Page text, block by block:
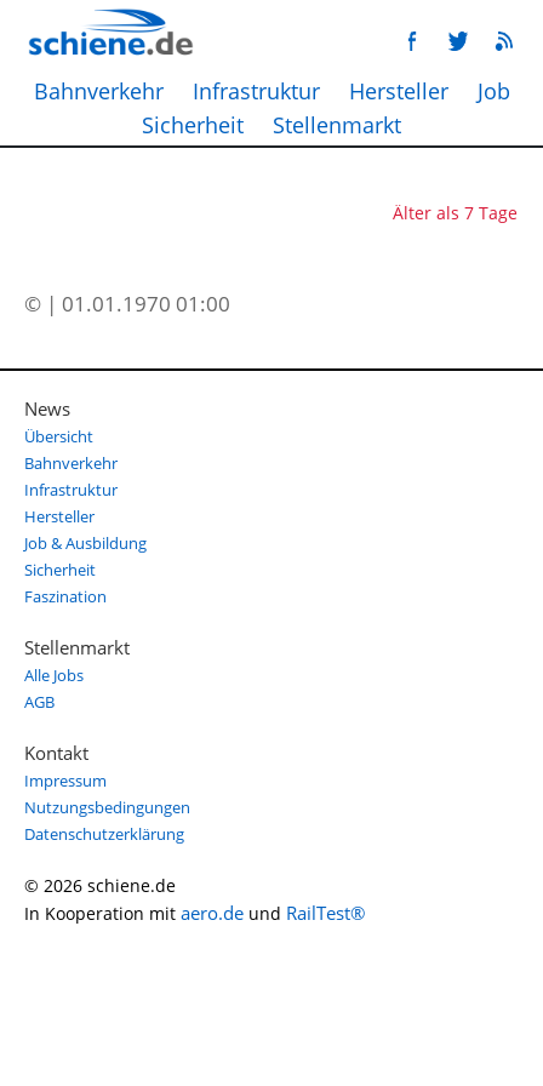
Bahnverkehr Infrastruktur Hersteller
Job
Sicherheit
Stellenmarkt
Älter als 7 Tage
© | 01.01.1970 01:00
News
Übersicht
Bahnverkehr
Infrastruktur
Hersteller
Job & Ausbildung
Sicherheit
Faszination
Stellenmarkt
Alle Jobs
AGB
Kontakt
Impressum
Nutzungsbedingungen
Datenschutzerklärung
© 2026 schiene.de
In Kooperation mit aero.de und RailTest®